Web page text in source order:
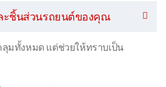
ะชิ้นส่วนรถยนต์ของคุณ
มทั้งหมด แต่ช่วยให้ทราบเป็น